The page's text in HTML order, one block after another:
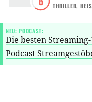
THRILLER,
NEU: PODCAST:
Die besten
Podcast